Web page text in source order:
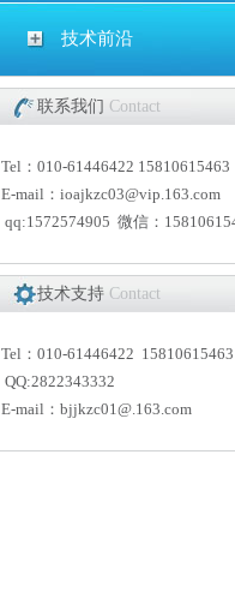
技术前沿
联系我们 Contact
Tel：010-61446422 15810615463
E-mail： ioajkzc03@vip.163.com
qq:1572574905 微信：
技术支持 Contact
Tel：010-61446422 15810615463
QQ:2822343332
E-mail： bjjkzc01@.163.com